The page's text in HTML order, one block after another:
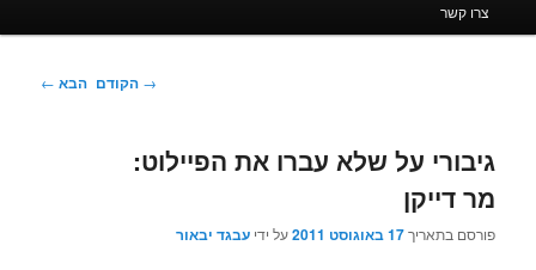
צרו קשר
ניווט
→ הקודם הבא ←
גיבורי על שלא עברו את הפיילוט:
מר דייקן
פורסם בתאריך17 באוגוסט 2011 על ידיעבגד יבאור